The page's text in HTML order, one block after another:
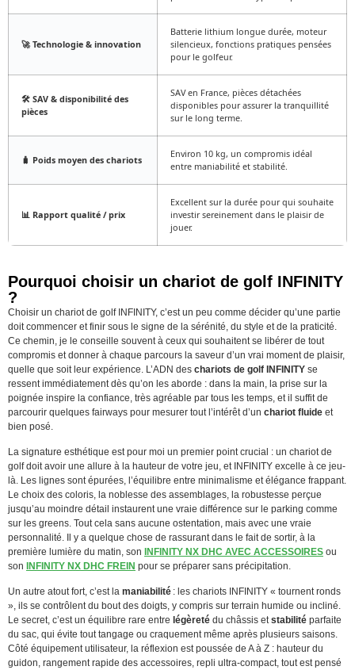
🚀 Technologie & innovation
Batterie lithium longue durée, moteur
silencieux, fonctions pratiques pensées
pour le golfeur.
🛠️ SAV & disponibilité des
pièces
SAV en France, pièces détachées
disponibles pour assurer la tranquillité
sur le long terme.
🧳 Poids moyen des chariots
Environ 10 kg, un compromis idéal
entre maniabilité et stabilité.
📊 Rapport qualité / prix
Excellent sur la durée pour qui souhaite
investir sereinement dans le plaisir de
jouer.
Pourquoi choisir un chariot de golf INFINITY
?
Choisir un chariot de golf INFINITY, c’est un peu comme décider qu’une partie
doit commencer et finir sous le signe de la sérénité, du style et de la praticité.
Ce chemin, je le conseille souvent à ceux qui souhaitent se libérer de tout
compromis et donner à chaque parcours la saveur d’un vrai moment de plaisir,
quelle que soit leur expérience. L’ADN des chariots de golf INFINITY se
ressent immédiatement dès qu’on les aborde : dans la main, la prise sur la
poignée inspire la confiance, très agréable par tous les temps, et il suffit de
parcourir quelques fairways pour mesurer tout l’intérêt d’un chariot fluide et
bien posé.
La signature esthétique est pour moi un premier point crucial : un chariot de
golf doit avoir une allure à la hauteur de votre jeu, et INFINITY excelle à ce jeu-
là. Les lignes sont épurées, l’équilibre entre minimalisme et élégance frappant.
Le choix des coloris, la noblesse des assemblages, la robustesse perçue
jusqu’au moindre détail instaurent une vraie différence sur le parking comme
sur les greens. Tout cela sans aucune ostentation, mais avec une vraie
personnalité. Il y a quelque chose de rassurant dans le fait de sortir, à la
première lumière du matin, son
INFINITY NX DHC AVEC ACCESSOIRES ou
son
INFINITY NX DHC FREIN pour se préparer sans précipitation.
Un autre atout fort, c’est la maniabilité : les chariots INFINITY « tournent ronds
», ils se contrôlent du bout des doigts, y compris sur terrain humide ou incliné.
Le secret, c’est un équilibre rare entre légèreté du châssis etstabilité parfaite
du sac, qui évite tout tangage ou craquement même après plusieurs saisons.
Côté équipement utilisateur, la réflexion est poussée de A à Z : hauteur du
guidon, rangement rapide des accessoires, repli ultra-compact, tout est pensé